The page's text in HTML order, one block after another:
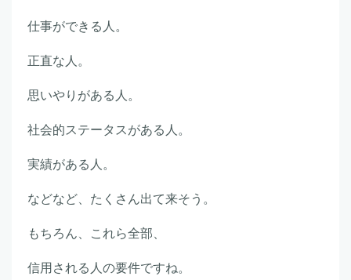
仕事ができる人。
正直な人。
思いやりがある人。
社会的ステータスがある人。
実績がある人。
などなど、たくさん出て来そう。
もちろん、これら全部、
信用される人の要件ですね。